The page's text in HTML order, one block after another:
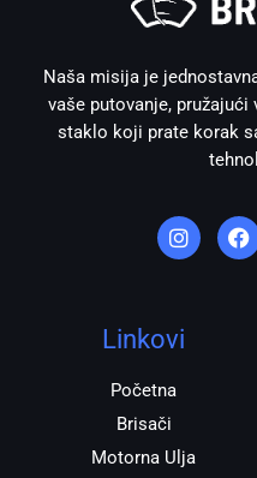
Naša misija je
vaše putovanje,
staklo koji prate korak
n
s
t
r
a
a
c
e
Linkovi
Početna
Brisači
Motorna Ulja